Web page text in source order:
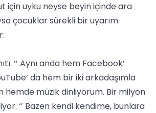
için uyku neyse beyin içinde ara
çocuklar sürekli bir uyarım
‘’ Aynı anda hem Facebook’
da hem bir iki arkadaşımla
hemde müzik dinliyorum. Bir milyon
‘’ Bazen kendi kendime, bunlara